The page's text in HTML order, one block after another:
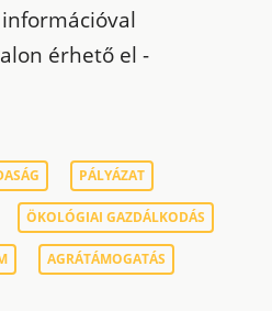
érhető el -
PÁLYÁZAT
ÖKOLÓGIAI GAZDÁLKODÁS
AGRÁTÁMOGATÁS